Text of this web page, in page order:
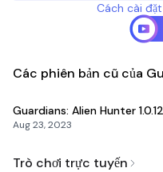
Cách cài đặt
Các phiên bản cũ của
Guardians: Alien Hunter 1.0.12
Aug 23, 2023
Trò chơi trực tuyến